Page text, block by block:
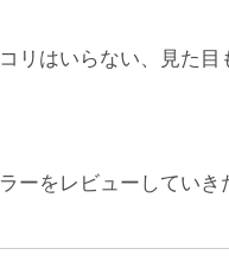
リはいらない、見た
ーをレビューしていき